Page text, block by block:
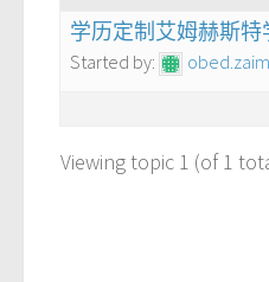
学历定制艾姆赫斯特
Started by: obed.zaim
Viewing topic 1 (of 1